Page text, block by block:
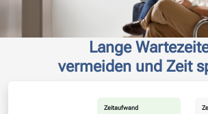
Lange
vermeiden und Zeit
Zeitaufwand